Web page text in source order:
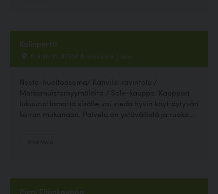
Kolinportti
Kolintie 10, 83950 Ahmovaara, Juuka
Neste-huoltoasema/ Kahvila-ravintola /
Matkamuistomyymälöitä / Sale-kauppa. Kauppaa
lukuunottamatta sisälle voi viedä hyvin käyttäytyvän
koiran mukanaan. Palvelu on ystävällistä ja ruoka...
Pieni Eläinkauppa